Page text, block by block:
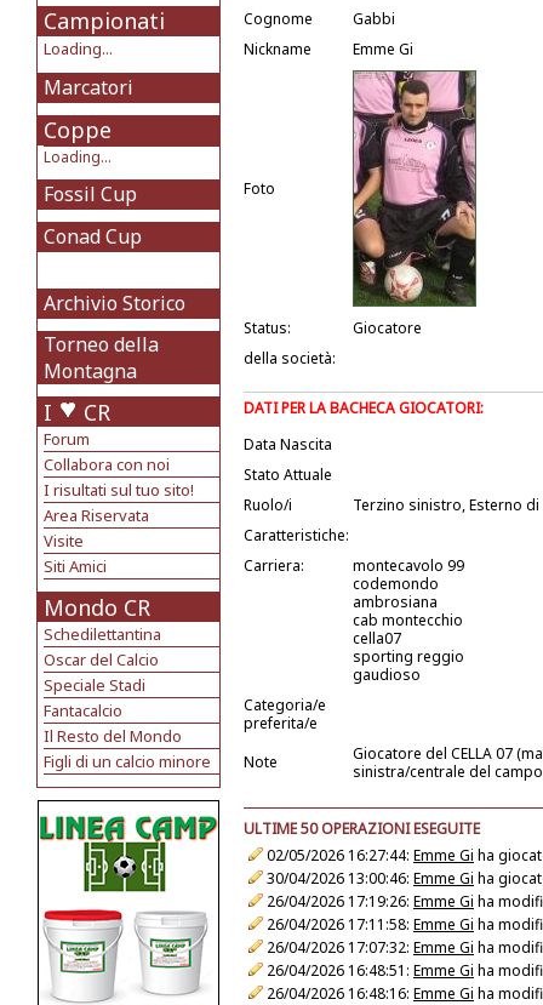
Campionati
Loading...
Marcatori
Coppe
Loading...
Fossil Cup
Conad Cup
Archivio Storico
Torneo della
Montagna
I CR
Forum
Collabora con noi
I risultati sul tuo sito!
Area Riservata
Visite
Siti Amici
Mondo CR
Schedilettantina
Oscar del Calcio
Speciale Stadi
Fantacalcio
Il Resto del Mondo
Figli di un calcio minore
Cognome
Gabbi
Nickname
Emme Gi
Foto
Status:
Giocatore
della società:
DATI PER LA BACHECA GIOCATORI:
Data Nascita
Stato Attuale
Ruolo/i
Terzino sinistro, Esterno
Caratteristiche:
Carriera:
montecavolo 99
codemondo
ambrosiana
cab montecchio
cella07
sporting reggio
gaudioso
Categoria/e
preferita/e
Note
Giocatore del CELLA 07
sinistra/centrale del
ULTIME 50 OPERAZIONI ESEGUITE
02/05/2026 16:27:44: Emme Gi ha
30/04/2026 13:00:46: Emme Gi ha
26/04/2026 17:19:26: Emme Gi ha
26/04/2026 17:11:58: Emme Gi ha
26/04/2026 17:07:32: Emme Gi ha
26/04/2026 16:48:51: Emme Gi ha
26/04/2026 16:48:16: Emme Gi ha